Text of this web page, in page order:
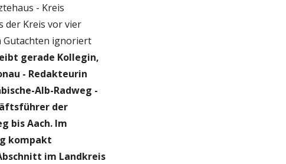
- Kreis
der Kreis vor vier
Gutachten ignoriert
gerade Kollegin,
- Redakteurin
Alb-Radweg -
der
bis Aach. Im
kompakt
im Landkreis